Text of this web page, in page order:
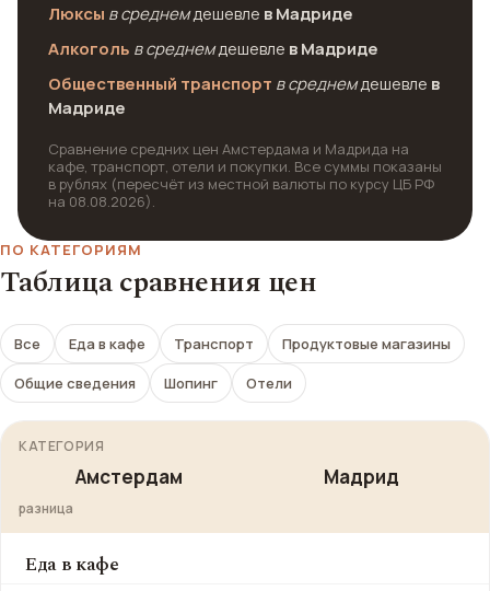
Люксы в среднемдешевле в Мадриде
Алкоголь в среднемдешевле в Мадриде
Общественный транспорт в среднемдешевле в
Мадриде
Сравнение средних цен Амстердама и Мадрида на
кафе, транспорт, отели и покупки. Все суммы показаны
в рублях (пересчёт из местной валюты по курсу ЦБ РФ
на 08.08.2026).
ПО КАТЕГОРИЯМ
Таблица сравнения цен
Все Еда в кафе Транспорт
Продуктовые магазины
Общие сведения
Шопинг Отели
КАТЕГОРИЯ
Амстердам Мадрид
разница
Еда в кафе